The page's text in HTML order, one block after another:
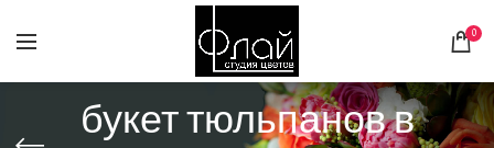
0
букет тюльпанов в